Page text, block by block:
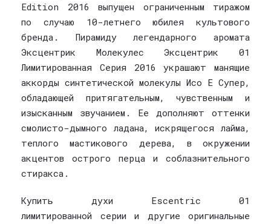
Edition 2016 выпущен ограниченным тиражом
по случаю 10-летнего юбилея культового
бренда. Пирамиду легендарного аромата
Эксцентрик Молекулес Эксцентрик 01
Лимитированная Серия 2016 украшают манящие
аккорды синтетической молекулы Исо Е Супер,
обладающей притягательным, чувственным и
изысканным звучанием. Ее дополняют оттенки
смолисто-дымного ладана, искрящегося лайма,
теплого мастикового дерева, в окружении
акцентов острого перца и соблазнительного
стиракса.
Купить духи Escentric 01
лимитированной серии и другие оригинальные